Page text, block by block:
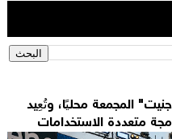
المجمعة محليًا، وتُعِيد
متعددة الاستخدامات